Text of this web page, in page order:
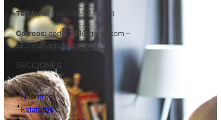
Teléfono:+595 994 440950
Correos:cpdp1941@gmail.com –
secretaria@cpdp.com.py
SECCIONES
Nosotros
Estatutos